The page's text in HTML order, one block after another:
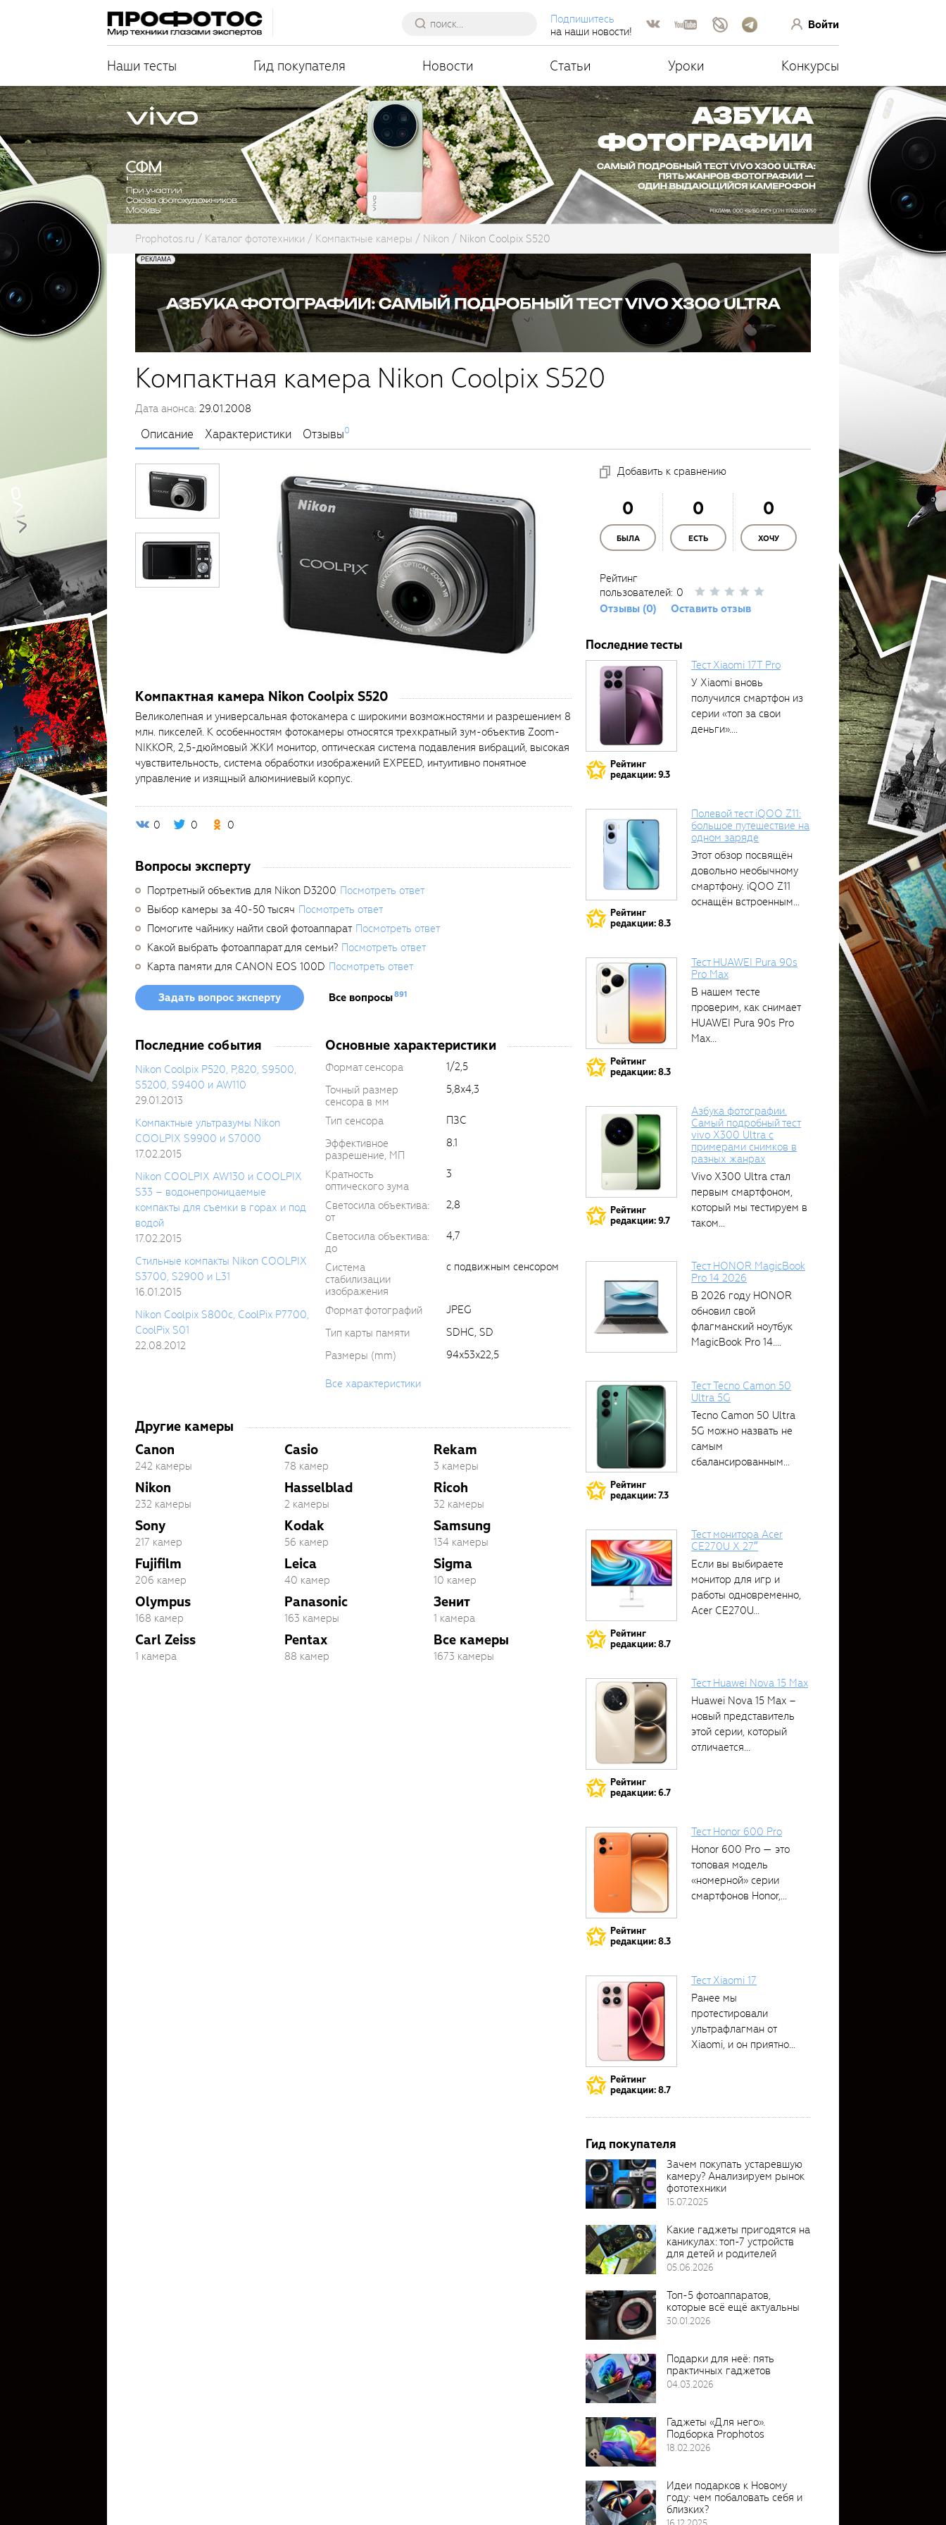
Подпишитесь
на наши новости!
Войти
Наши тесты Гид покупателя Новости Статьи Уроки Конкурсы
Prophotos.ru Каталог фототехники Компактные камеры Nikon Nikon Coolpix S520
Компактная камера Nikon Coolpix S520
Дата анонса: 29.01.2008
Описание Характеристики Отзывы0
Компактная камера Nikon Coolpix S520
Великолепная и универсальная фотокамера с широкими возможностями и разрешением 8
млн. пикселей. К особенностям фотокамеры относятся трехкратный зум-объектив Zoom-
NIKKOR, 2,5-дюймовый ЖКИ монитор, оптическая система подавления вибраций, высокая
чувствительность, система обработки изображений EXPEED, интуитивно понятное
управление и изящный алюминиевый корпус.
0 0 0
Вопросы эксперту
Портретный объектив для Nikon D3200 Посмотреть ответ
Выбор камеры за 40-50 тысяч Посмотреть ответ
Помогите чайнику найти свой фотоаппарат Посмотреть ответ
Какой выбрать фотоаппарат для семьи? Посмотреть ответ
Карта памяти для CANON EOS 100D Посмотреть ответ
Задать вопрос эксперту Все вопросы891
Последние события
Nikon Coolpix P520, P,820, S9500,
S5200, S9400 и AW110
29.01.2013
Компактные ультразумы Nikon
COOLPIX S9900 и S7000
17.02.2015
Nikon COOLPIX AW130 и COOLPIX
S33 – водонепроницаемые
компакты для съемки в горах и под
водой
17.02.2015
Стильные компакты Nikon COOLPIX
S3700, S2900 и L31
16.01.2015
Nikon Coolpix S800c, CoolPix P7700,
CoolPix S01
22.08.2012
Основные характеристики
Формат сенсора
1/2,5
Точный размер
сенсора в мм
5,8x4,3
Тип сенсора
ПЗС
Эффективное
разрешение, МП
8.1
Кратность
оптического зума
3
Светосила объектива:
от
2,8
Светосила объектива:
до
4,7
Система
стабилизации
изображения
с подвижным сенсором
Формат фотографий
JPEG
Тип карты памяти
SDHC, SD
Размеры (mm)
94x53x22,5
Все характеристики
Другие камеры
Canon
242 камеры
Nikon
232 камеры
Sony
217 камер
Fujifilm
206 камер
Olympus
168 камер
Carl Zeiss
1 камера
Casio
78 камер
Hasselblad
2 камеры
Kodak
56 камер
Leica
40 камер
Panasonic
163 камеры
Pentax
88 камер
Rekam
3 камеры
Ricoh
32 камеры
Samsung
134 камеры
Sigma
10 камер
Зенит
1 камера
Все камеры
1673 камеры
Добавить к сравнению
0
БЫЛА
0
ЕСТЬ
0
ХОЧУ
Рейтинг
пользователей: 0
Отзывы (0)
Оставить отзыв
Последние тесты
Рейтинг
редакции: 9.3
Тест Xiaomi 17T Pro
У Xiaomi вновь
получился смартфон из
серии «топ за свои
деньги»....
Рейтинг
редакции: 8.3
Полевой тест iQOO Z11:
большое путешествие на
одном заряде
Этот обзор посвящён
довольно необычному
смартфону. iQOO Z11
оснащён встроенным
Рейтинг
редакции: 8.3
Тест HUAWEI Pura 90s
Pro Max
В нашем тесте
проверим, как снимает
HUAWEI Pura 90s Pro
Max...
Рейтинг
редакции: 9.7
Азбука фотографии.
Самый подробный тест
vivo X300 Ultra с
примерами снимков в
разных жанрах
Vivo X300 Ultra стал
первым смартфоном,
который мы тестируем в
таком...
Тест HONOR MagicBook
Pro 14 2026
В 2026 году HONOR
обновил свой
флагманский ноутбук
MagicBook Pro 14....
Рейтинг
редакции: 7.3
Тест Tecno Camon 50
Ultra 5G
Tecno Camon 50 Ultra
5G можно назвать не
самым
сбалансированным
Рейтинг
редакции: 8.7
Тест монитора Acer
CE270U X 27″
Если вы выбираете
монитор для игр и
работы одновременно,
Acer CE270U...
Рейтинг
редакции: 6.7
Тест Huawei Nova 15 Max
Huawei Nova 15 Max –
новый представитель
этой серии, который
отличается...
Рейтинг
редакции: 8.3
Тест Honor 600 Pro
Honor 600 Pro — это
топовая модель
«номерной» серии
смартфонов Honor,...
Рейтинг
редакции: 8.7
Тест Xiaomi 17
Ранее мы
протестировали
ультрафлагман от
Xiaomi, и он приятно
Гид покупателя
Зачем покупать устаревшую
камеру? Анализируем рынок
фототехники
15.07.2025
Какие гаджеты пригодятся на
каникулах: топ-7 устройств
для детей и родителей
05.06.2026
Топ-5 фотоаппаратов,
которые всё ещё актуальны
30.01.2026
Подарки для неё: пять
практичных гаджетов
04.03.2026
Гаджеты «Для него».
Подборка Prophotos
18.02.2026
Идеи подарков к Новому
году: чем побаловать себя и
близких?